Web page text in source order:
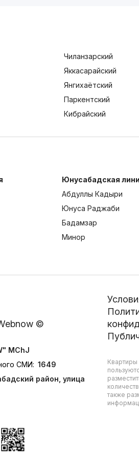
Чиланзарский
Яккасарайский
Янгихаётский
Паркентский
Кибрайский
Юнусабадская
Абдуллы Кадыри
Юнуса Раджаби
Бадамзар
Минор
©
MChJ
СМИ: 1649
район, улица
Квартиры
также